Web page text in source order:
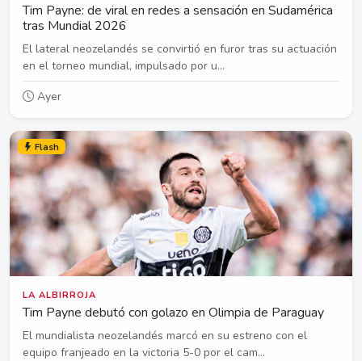
Tim Payne: de viral en redes a sensación en Sudamérica
tras Mundial 2026
El lateral neozelandés se convirtió en furor tras su actuación
en el torneo mundial, impulsado por u...
Ayer
Flash
LA ALBIRROJA
Tim Payne debutó con golazo en Olimpia de Paraguay
El mundialista neozelandés marcó en su estreno con el
equipo franjeado en la victoria 5-0 por el cam...